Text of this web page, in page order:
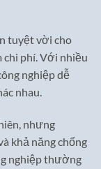
tuyệt vời cho
chi phí. Với nhiều
nghiệp dễ
nhau.
nhưng
khả năng chống
nghiệp thường